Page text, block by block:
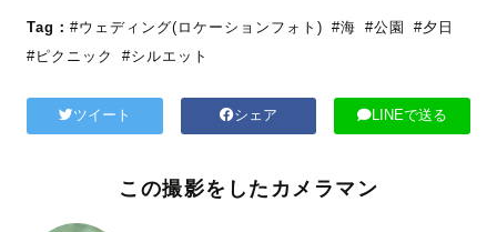
Tag： #ウェディング(ロケーションフォト) #海 #公園
#夕日
#ピクニック
#シルエット
ツイート シェア LINEで送る
この撮影をしたカメラマン